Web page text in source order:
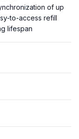
of up
to-access refill
lifespan